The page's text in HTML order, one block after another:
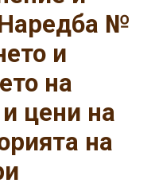
№
и
на
цени на
на